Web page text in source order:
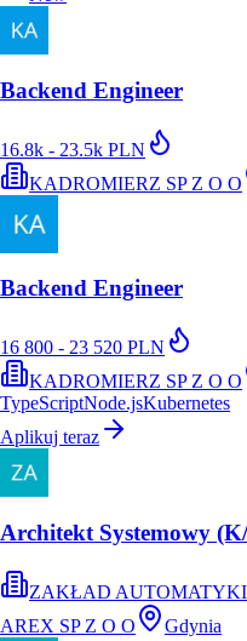
Backend Engineer
16.8k - 23.5k PLN
KADROMIERZ SP Z O O
Backend Engineer
16 800 - 23 520 PLN
KADROMIERZ SP Z O O
TypeScriptNode.jsKubernetes
Aplikuj teraz
Architekt Systemowy
ZAKŁAD
AREX SP Z O O
Gdynia